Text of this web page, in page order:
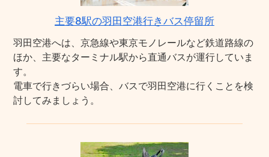
主要8駅の羽田空港行きバス停留所
羽田空港へは、京急線や東京モノレールなど鉄道路線の
ほか、主要なターミナル駅から直通バスが運行していま
す。
電車で行きづらい場合、バスで羽田空港に行くことを検
討してみましょう。